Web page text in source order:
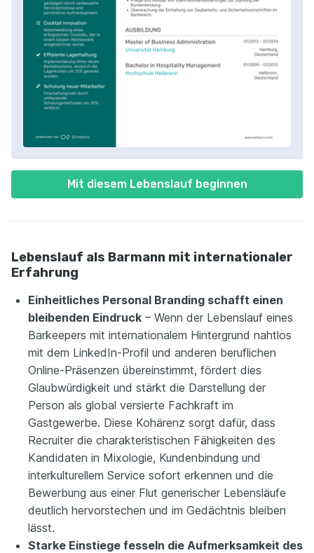
Mit diesem Lebenslauf beginnen
Lebenslauf als Barmann mit internationaler
Erfahrung
Einheitliches Personal Branding schafft einen
bleibenden Eindruck – Wenn der Lebenslauf eines
Barkeepers mit internationalem Hintergrund nahtlos
mit dem LinkedIn-Profil und anderen beruflichen
Online-Präsenzen übereinstimmt, fördert dies
Glaubwürdigkeit und stärkt die Darstellung der
Person als global versierte Fachkraft im
Gastgewerbe. Diese Kohärenz sorgt dafür, dass
Recruiter die charakteristischen Fähigkeiten des
Kandidaten in Mixologie, Kundenbindung und
interkulturellem Service sofort erkennen und die
Bewerbung aus einer Flut generischer Lebensläufe
deutlich hervorstechen und im Gedächtnis bleiben
lässt.
Starke Einstiege fesseln die Aufmerksamkeit des